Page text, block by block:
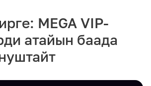
MEGA VIP-
атайын баада